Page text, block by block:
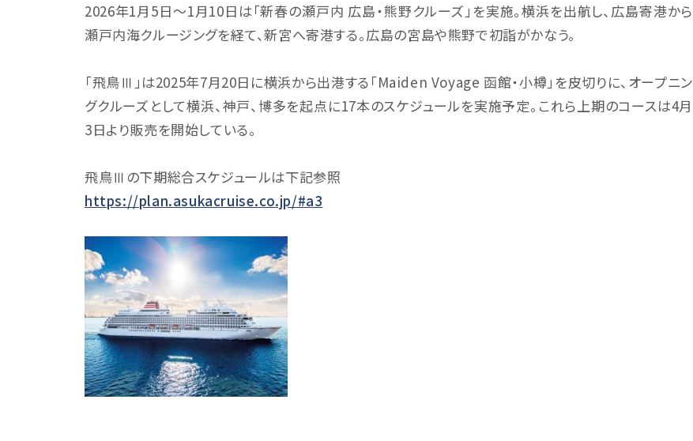
2026年1月5日～1月10日は「新春の瀬戸内 広島・熊野クルーズ」を実施。横浜を出航し、広島寄港から
瀬戸内海クルージングを経て、新宮へ寄港する。広島の宮島や熊野で初詣がかなう。
「飛鳥Ⅲ」は2025年7月20日に横浜から出港する「Maiden Voyage 函館・小樽」を皮切りに、オープニン
グクルーズとして横浜、神戸、博多を起点に17本のスケジュールを実施予定。これら上期のコースは4月
3日より販売を開始している。
飛鳥Ⅲの下期総合スケジュールは下記参照
https://plan.asukacruise.co.jp/#a3